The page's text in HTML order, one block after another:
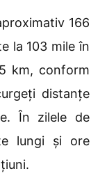
166
la 103 mile în
km, conform
distanțe
În zilele de
lungi și ore